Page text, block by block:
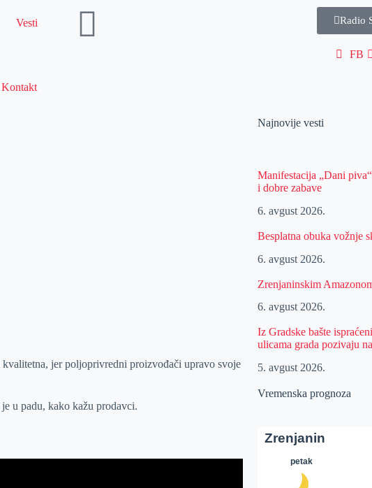
Vesti
Kontakt
Radio
FB
jer poljoprivredni proizvođači upravo svoje
u padu, kako kažu prodavci.
Najnovije vesti
Manifestacija „Dani
i dobre zabave
6. avgust 2026.
Besplatna obuka vožnje
6. avgust 2026.
Zrenjaninskim
6. avgust 2026.
Iz Gradske bašte
ulicama grada pozivaju
5. avgust 2026.
Vremenska prognoza